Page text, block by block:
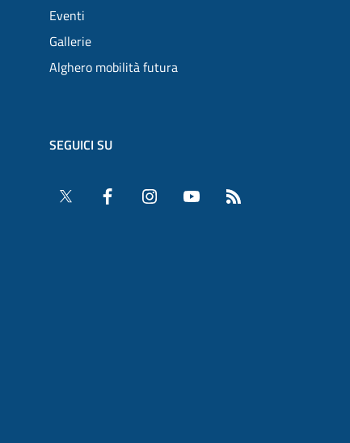
Eventi
Gallerie
Alghero mobilità futura
SEGUICI SU
Twitter Facebook InstagramYouTube